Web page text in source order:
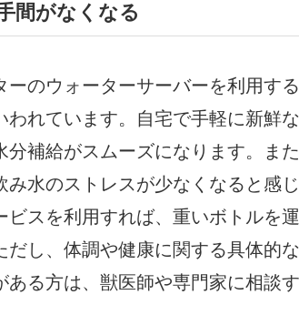
間がなくなる
ーのウォーターサーバーを利用す
れています。自宅で手軽に新鮮
分補給がスムーズになります。ま
み水のストレスが少なくなると感
ビスを利用すれば、重いボトルを
だし、体調や健康に関する具体的
る方は、獣医師や専門家に相談